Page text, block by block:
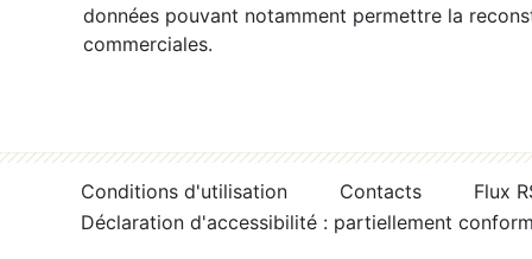
données pouvant notamment permettre la
commerciales.
Conditions d'utilisation Contacts
Flux
Déclaration d'accessibilité : partiellement